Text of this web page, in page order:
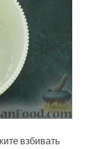
взбивать